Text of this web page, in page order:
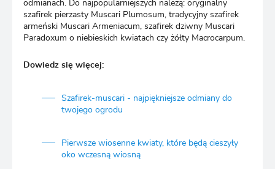
odmianach. Do najpopularniejszych należą: oryginalny
szafirek pierzasty Muscari Plumosum, tradycyjny szafirek
armeński Muscari Armeniacum, szafirek dziwny Muscari
Paradoxum o niebieskich kwiatach czy żółty Macrocarpum.
Dowiedz się więcej:
Szafirek-muscari - najpiękniejsze odmiany do
twojego ogrodu
Pierwsze wiosenne kwiaty, które będą cieszyły
oko wczesną wiosną